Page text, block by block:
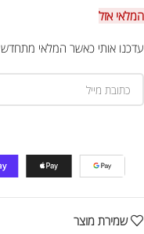
המלאי אזל
עדכנו אותי כאשר המלאי מתחדש
שמירת מוצר